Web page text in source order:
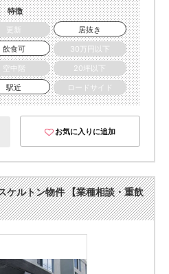
特徴
更新
居抜き
飲食可
30万円以下
空中階
20坪以下
駅近 ロードサイド
お気に入りに追加
ケルトン物件 【業種相談・重飲